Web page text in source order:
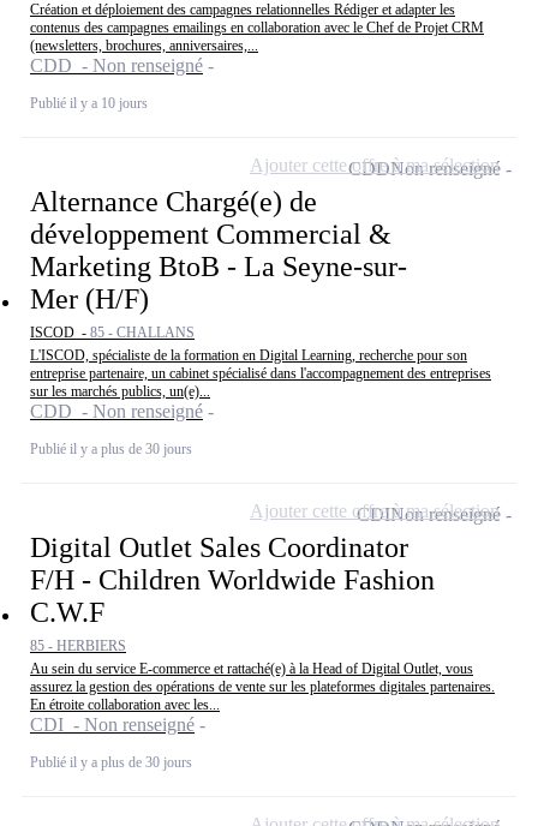
Création et déploiement des campagnes relationnelles Rédiger et adapter les
contenus des campagnes emailings en collaboration avec le Chef de Projet CRM
(newsletters, brochures, anniversaires,...
CDD - Non renseigné
Publié il y a 10 jours
Alternance Chargé(e) de
développement Commercial &
Marketing BtoB - La Seyne-sur-
Mer (H/F)
ISCOD - 85 - CHALLANS
L'ISCOD, spécialiste de la formation en Digital Learning, recherche pour son
entreprise partenaire, un cabinet spécialisé dans l'accompagnement des entreprises
sur les marchés publics, un(e)...
CDD - Non renseigné
Publié il y a plus de 30 jours
CDDNon renseigné
Ajouter cette offre à ma sélection
Digital Outlet Sales Coordinator
F/H - Children Worldwide Fashion
C.W.F
85 - HERBIERS
Au sein du service E-commerce et rattaché(e) à la Head of Digital Outlet, vous
assurez la gestion des opérations de vente sur les plateformes digitales partenaires.
En étroite collaboration avec les...
CDI - Non renseigné
Publié il y a plus de 30 jours
CDINon renseigné
Ajouter cette offre à ma sélection